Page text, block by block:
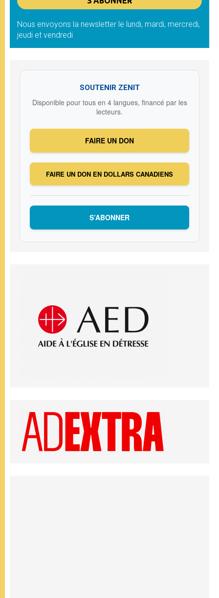
Nous envoyons la newsletter le lundi, mardi, mercredi,
jeudi et vendredi
SOUTENIR ZENIT
Disponible pour tous en 4 langues, financé par les
lecteurs.
FAIRE UN DON
FAIRE UN DON EN DOLLARS CANADIENS
S’ABONNER